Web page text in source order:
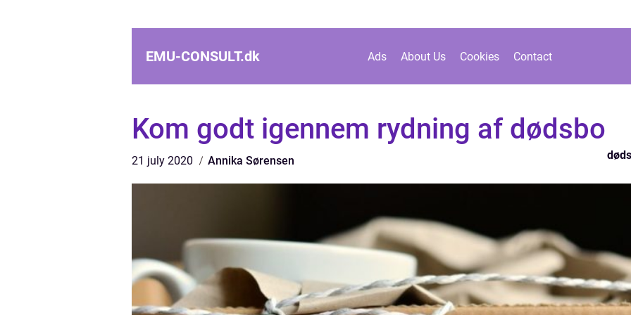
EMU-CONSULT.dk Ads About Us Cookies Contact
Kom godt igennem rydning af dødsbo
21 july 2020 Annika Sørensen